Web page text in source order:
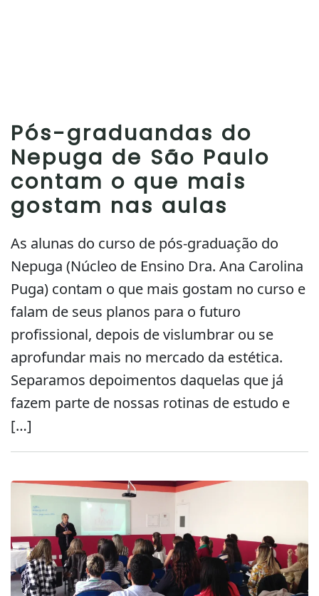
Pós-graduandas do
Nepuga de São Paulo
contam o que mais
gostam nas aulas
As alunas do curso de pós-graduação do
Nepuga (Núcleo de Ensino Dra. Ana Carolina
Puga) contam o que mais gostam no curso e
falam de seus planos para o futuro
profissional, depois de vislumbrar ou se
aprofundar mais no mercado da estética.
Separamos depoimentos daquelas que já
fazem parte de nossas rotinas de estudo e
[…]